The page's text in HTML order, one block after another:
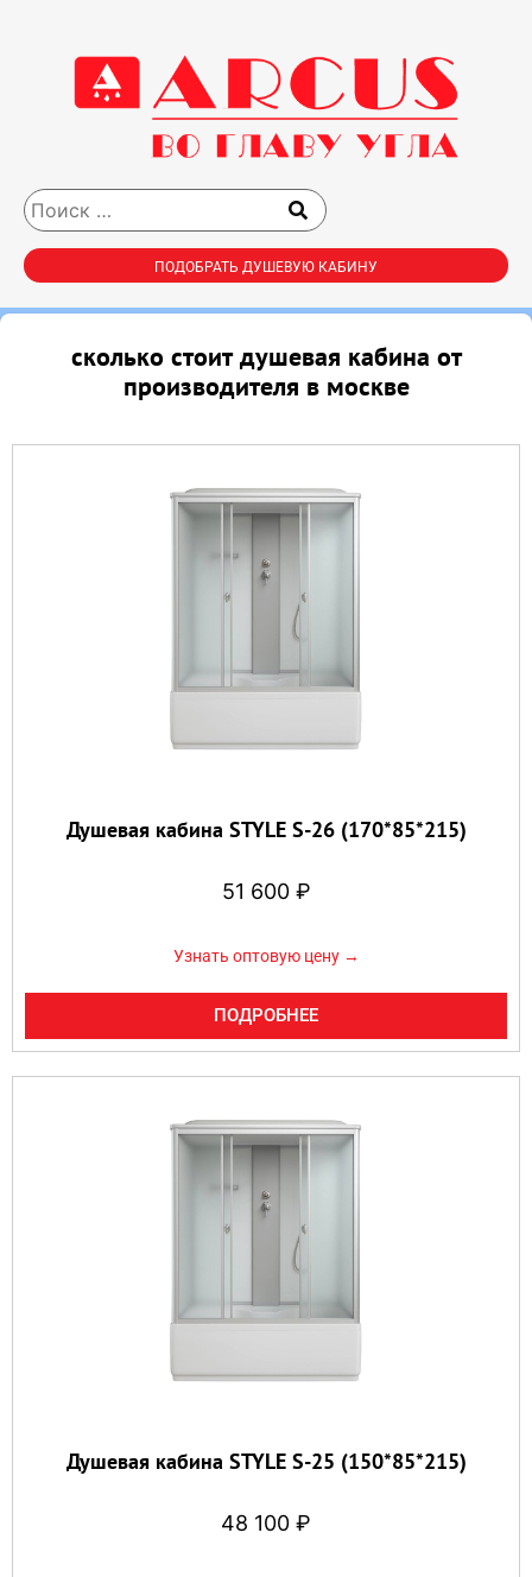
ПОДОБРАТЬ ДУШЕВУЮ КАБИНУ
сколько стоит душевая кабина от
производителя в москве
Душевая кабина STYLE S-26 (170*85*215)
51 600 ₽
Узнать оптовую цену →
ПОДРОБНЕЕ
Душевая кабина STYLE S-25 (150*85*215)
48 100 ₽